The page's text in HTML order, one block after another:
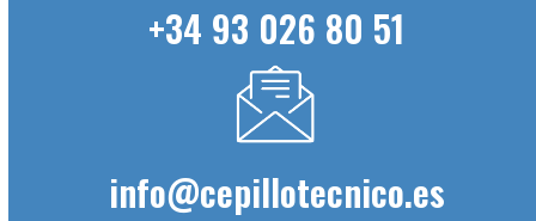
+34 93 026 80 51
info@cepillotecnico.es